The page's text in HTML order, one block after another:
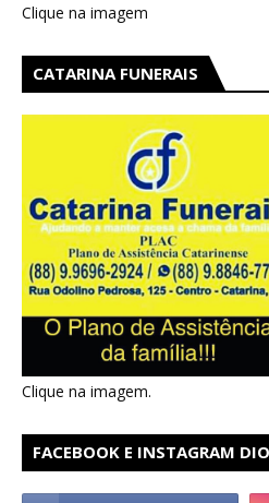
Clique na imagem
CATARINA FUNERAIS
Clique na imagem.
FACEBOOK E INSTAGRAM